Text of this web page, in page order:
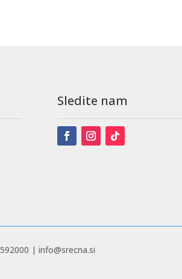
Sledite nam
| info@srecna.si